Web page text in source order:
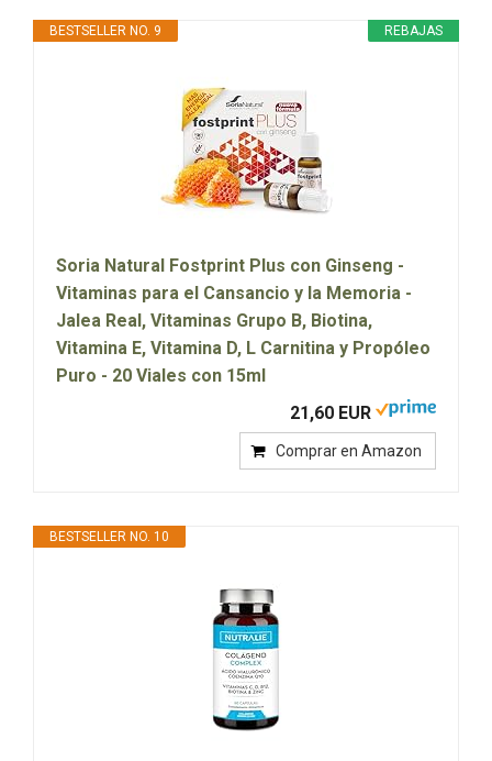
REBAJAS
BESTSELLER NO. 9
Soria Natural Fostprint Plus con Ginseng -
Vitaminas para el Cansancio y la Memoria -
Jalea Real, Vitaminas Grupo B, Biotina,
Vitamina E, Vitamina D, L Carnitina y Propóleo
Puro - 20 Viales con 15ml
21,60 EUR
Comprar en Amazon
BESTSELLER NO. 10